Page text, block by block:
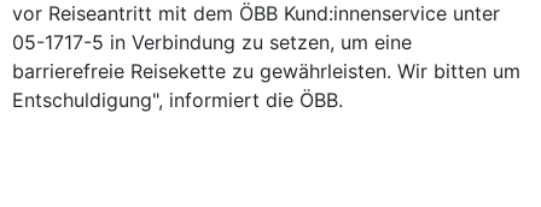
vor Reiseantritt mit dem ÖBB Kund:innenservice unter
05-1717-5 in Verbindung zu setzen, um eine
barrierefreie Reisekette zu gewährleisten. Wir bitten um
Entschuldigung", informiert die ÖBB.